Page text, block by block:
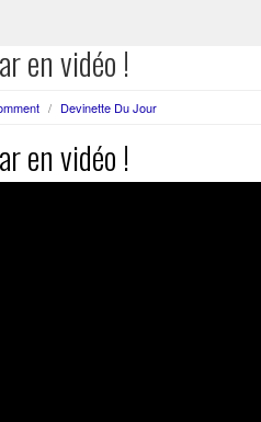
en vidéo !
/ Devinette Du Jour
en vidéo !